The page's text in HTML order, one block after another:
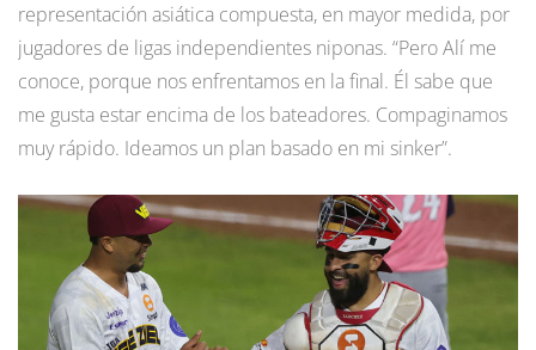
representación asiática compuesta, en mayor medida, por
jugadores de ligas independientes niponas. “Pero Alí me
conoce, porque nos enfrentamos en la final. Él sabe que
me gusta estar encima de los bateadores. Compaginamos
muy rápido. Ideamos un plan basado en mi sinker”.